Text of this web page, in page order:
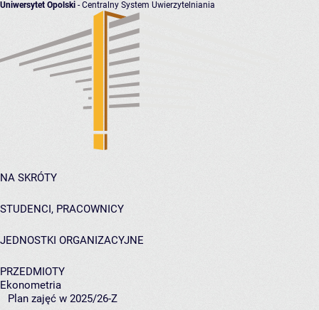
Uniwersytet Opolski - Centralny System Uwierzytelniania
NA SKRÓTY
STUDENCI, PRACOWNICY
JEDNOSTKI ORGANIZACYJNE
PRZEDMIOTY
Ekonometria
Plan zajęć w 2025/26-Z